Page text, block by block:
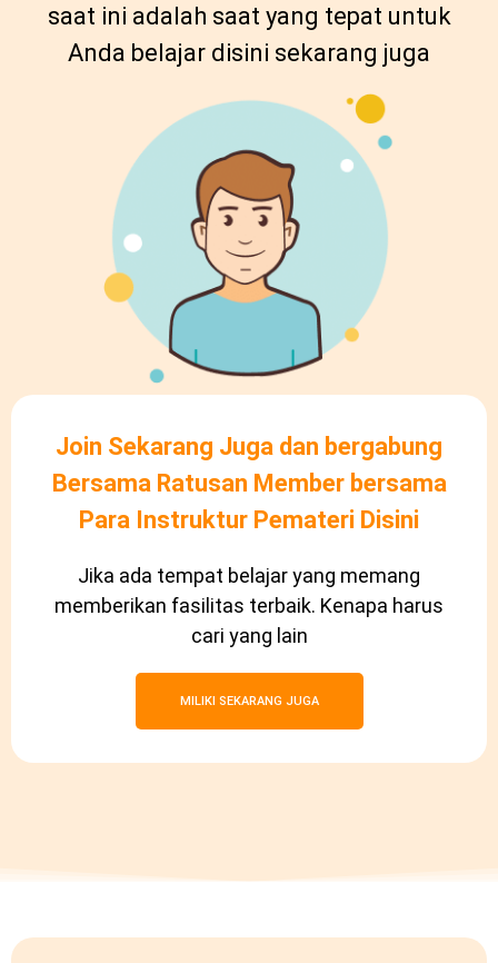
saat ini adalah saat yang tepat untuk
Anda belajar disini sekarang juga
Join Sekarang Juga dan bergabung
Bersama Ratusan Member bersama
Para Instruktur Pemateri Disini
Jika ada tempat belajar yang memang
memberikan fasilitas terbaik. Kenapa harus
cari yang lain
MILIKI SEKARANG JUGA